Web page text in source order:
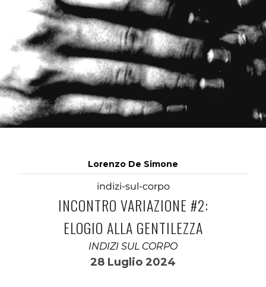
Lorenzo De Simone
indizi-sul-corpo
INCONTRO VARIAZIONE #2:
ELOGIO ALLA GENTILEZZA
INDIZI SUL CORPO
28 Luglio 2024